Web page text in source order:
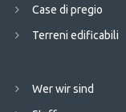
Case di pregio
Terreni edificabili
Wer wir sind